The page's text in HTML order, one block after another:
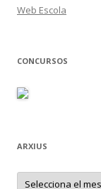
Web Escola
CONCURSOS
ARXIUS
A